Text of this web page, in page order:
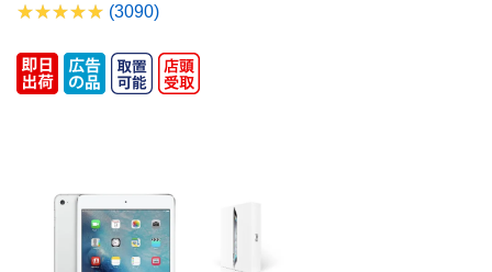
(3090)